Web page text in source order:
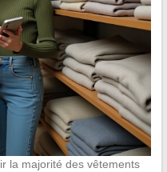
la majorité des vêtements